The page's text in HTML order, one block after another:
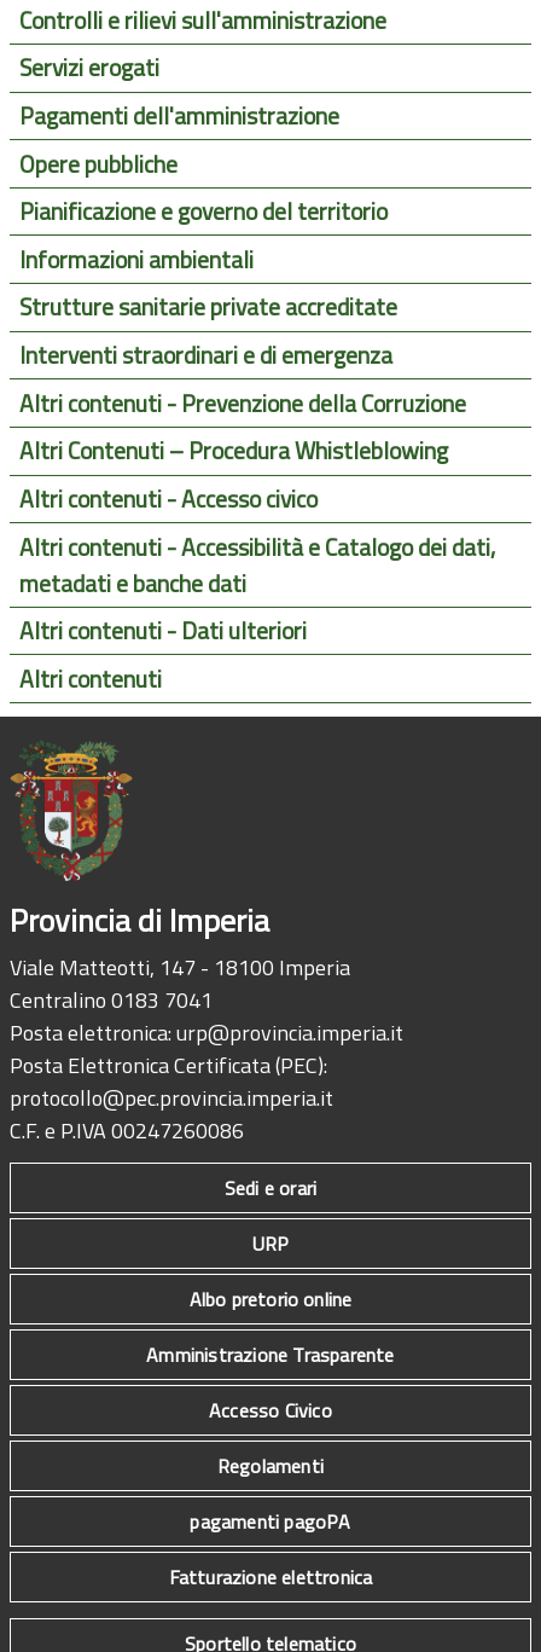
Controlli e rilievi sull'amministrazione
Servizi erogati
Pagamenti dell'amministrazione
Opere pubbliche
Pianificazione e governo del territorio
Informazioni ambientali
Strutture sanitarie private accreditate
Interventi straordinari e di emergenza
Altri contenuti - Prevenzione della Corruzione
Altri Contenuti – Procedura Whistleblowing
Altri contenuti - Accesso civico
Altri contenuti - Accessibilità e Catalogo dei dati,
metadati e banche dati
Altri contenuti - Dati ulteriori
Altri contenuti
Provincia di Imperia
Viale Matteotti, 147 - 18100 Imperia
Centralino 0183 7041
Posta elettronica:urp@provincia.imperia.it
Posta Elettronica Certificata (PEC):
protocollo@pec.provincia.imperia.it
C.F. e P.IVA 00247260086
Sedi e orari
URP
Albo pretorio online
Amministrazione Trasparente
Accesso Civico
Regolamenti
pagamenti pagoPA
Fatturazione elettronica
Sportello telematico